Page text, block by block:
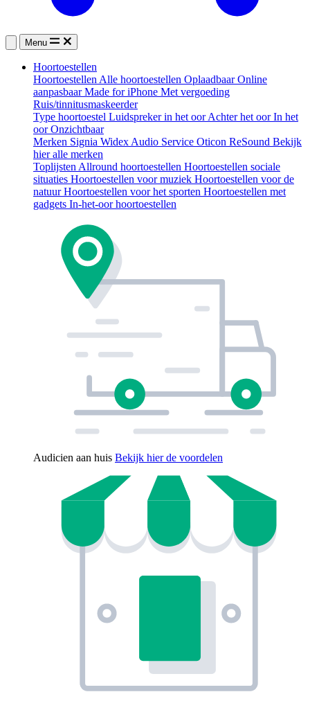
Menu
Hoortoestellen
Hoortoestellen Alle hoortoestellen OplaadbaarOnline
aanpasbaarMade for iPhone Met vergoeding
Ruis/tinnitusmaskeerder
Type hoortoestel Luidspreker in het oorAchter het oorIn het
oorOnzichtbaar
Merken Signia Widex Audio Service Oticon ReSound Bekijk
hier alle merken
Toplijsten Allround hoortoestellen Hoortoestellen sociale
situaties Hoortoestellen voor muziek Hoortoestellen voor de
natuurHoortoestellen voor het sporten Hoortoestellen met
gadgets In-het-oor hoortoestellen
Audicien aan huis Bekijk hier de voordelen